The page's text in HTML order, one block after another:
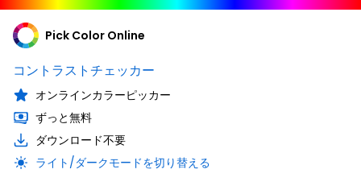
Pick Color Online
コントラストチェッカー
オンラインカラーピッカー
ずっと無料
ダウンロード不要
ライト/ダークモードを切り替える